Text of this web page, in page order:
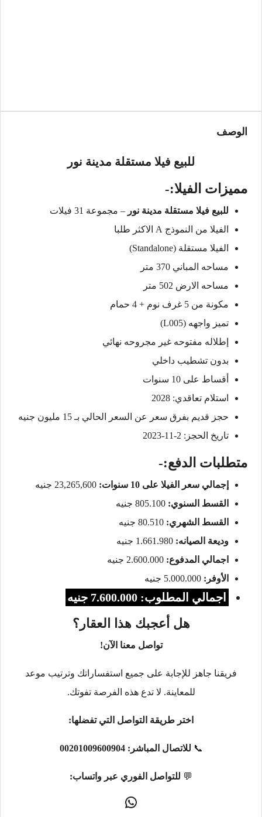
الوصف
للبيع فيلا مستقلة مدينة نور
مميزات الفيلا:-
للبيع فيلا مستقلة مدينة نور – مجموعة 31 فيلات
الفيلا من النموذج A الاكثر طلبا
الفيلا مستقلة (Standalone)
مساحه المباني 370 متر
مساحه الارض 502 متر
مكونة من 5 غرف نوم + 4 حمام
تميز واجهه (L005)
إطلاله مفتوحه غير مجروحه نهائي
بدون تشطيب داخلي
أقساط على 10 سنوات
استلام تعاقدي: 2028
حجز قديم بفرق سعر عن السعر الحالي بـ 15 مليون جنيه
تاريخ الحجز: 2-11-2023
متطلبات الدفع:-
إجمالي سعر الفيلا على 10 سنوات:
القسط السنوي:
القسط الشهري:
وديعة الصيانه:
اجمالي المدفوع:
الأوفر:
اجمالي المطلوب: 7.600.000 جنيه
هل أعجبك هذا العقار؟
تواصل معنا الآن!
فريقنا جاهز للإجابة على جميع استفساراتك وترتيب موعد
للمعاينة. لا تدع هذه الفرصة تفوتك.
اختر طريقة التواصل التي تفضلها:
📞 للاتصال المباشر: 00201009600904
💬 للتواصل الفوري عبر واتساب: